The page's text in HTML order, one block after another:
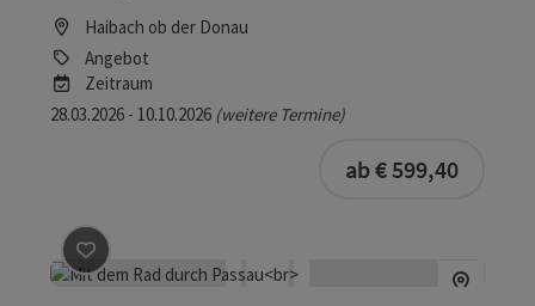
Haibach ob der Donau
Angebot
Zeitraum
28.03.2026 - 10.10.2026 (weitere Termine)
ab € 599,40
Beitrag merken : Donauradweg - Klassiker, Kategorie C